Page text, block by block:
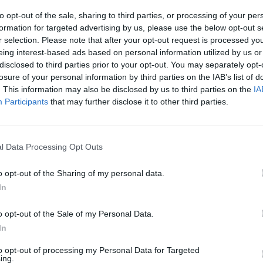
opt-out of the sale, sharing to third parties, or processing of your
for targeted advertising by us, please use the below opt-out
selection. Please note that after your opt-out request is processed
interest-based ads based on personal information utilized by us
to third parties prior to your opt-out. You may separately
of your personal information by third parties on the IAB’s list of
This information may also be disclosed by us to third parties on the
Participants that may further disclose it to other third parties.
Data Processing Opt Outs
opt-out of the Sharing of my personal data.
opt-out of the Sale of my Personal Data.
opt-out of processing my Personal Data for Targeted
директор на Клиниката за
Васев и тројца онколози обвинети за
во Основниот кривичен суд Скопје треба
Пешевска која призна вина.
Црвенкова и Драган Јакимовски, сите
и онкологија Скопје, на минатото
во воведен говор на минатото рочиште
дека првообвинетиот Никола Васев
на основните начела притоа
здравјето на пациентите.
дејствија и со што грубо ги прекршил
и европски онколошки процедури.
спроведувал и одобрувал терапии со